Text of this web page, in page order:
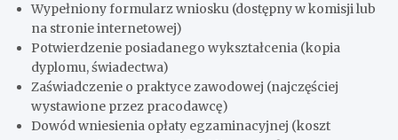
Wypełniony formularz wniosku (dostępny w komisji lub
na stronie internetowej)
Potwierdzenie posiadanego wykształcenia (kopia
dyplomu, świadectwa)
Zaświadczenie o praktyce zawodowej (najczęściej
wystawione przez pracodawcę)
Dowód wniesienia opłaty egzaminacyjnej (koszt